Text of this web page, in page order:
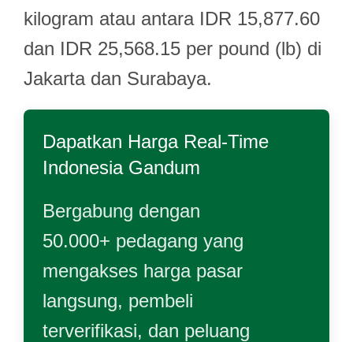
kilogram atau antara IDR 15,877.60
dan IDR 25,568.15 per pound (lb) di
Jakarta dan Surabaya.
Dapatkan Harga Real-Time
Indonesia Gandum
Bergabung dengan
50.000+ pedagang yang
mengakses harga pasar
langsung, pembeli
terverifikasi, dan peluang